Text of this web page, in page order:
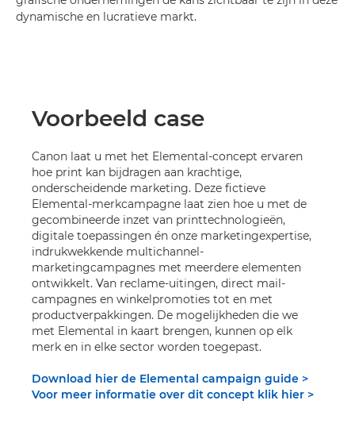
dynamische en lucratieve markt.
Voorbeeld case
Canon laat u met het Elemental-concept ervaren
hoe print kan bijdragen aan krachtige,
onderscheidende marketing. Deze fictieve
Elemental-merkcampagne laat zien hoe u met de
gecombineerde inzet van printtechnologieën,
digitale toepassingen én onze marketingexpertise,
indrukwekkende multichannel-
marketingcampagnes met meerdere elementen
ontwikkelt. Van reclame-uitingen, direct mail-
campagnes en winkelpromoties tot en met
productverpakkingen. De mogelijkheden die we
met Elemental in kaart brengen, kunnen op elk
merk en in elke sector worden toegepast.
Download hier de Elemental campaign guide >
Voor meer informatie over dit concept klik hier >